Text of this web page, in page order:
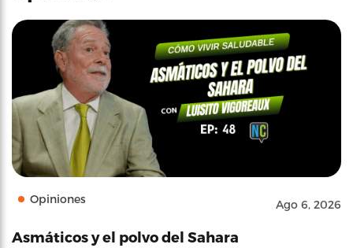
Opiniones Ago 6, 2026
Asmáticos y el polvo del Sahara